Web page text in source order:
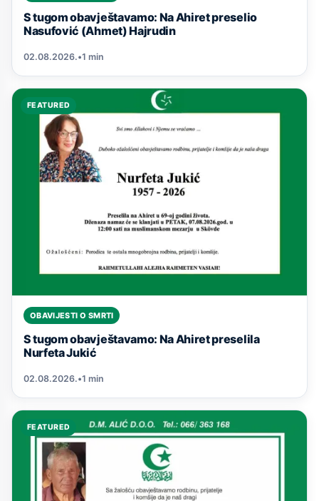
S tugom obavještavamo: Na Ahiret preselio
Nasufović (Ahmet) Hajrudin
02.08.2026.•1 min
FEATURED
OBAVIJESTI O SMRTI
S tugom obavještavamo: Na Ahiret preselila
Nurfeta Jukić
02.08.2026.•1 min
FEATURED